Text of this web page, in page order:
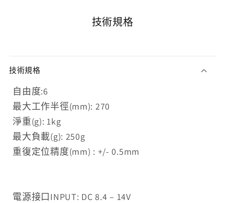
技術規格
技術規格
自由度:6
最大工作半徑(mm): 270
淨重(g): 1kg
最大負載(g): 250g
重復定位精度(mm) : +/- 0.5mm
電源接口INPUT: DC 8.4 – 14V